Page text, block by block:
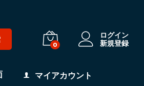
0
ログイン
新規登録
マイアカウント